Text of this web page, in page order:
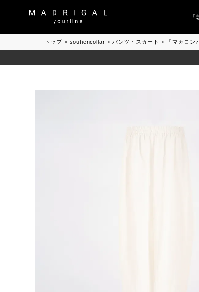
「急
トップ soutiencollar パンツ・スカート 「マカロ